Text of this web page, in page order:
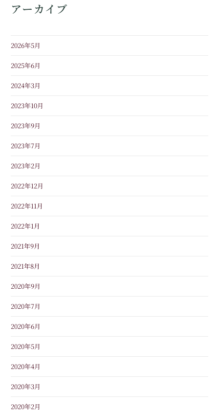
アーカイブ
2026年5月
2025年6月
2024年3月
2023年10月
2023年9月
2023年7月
2023年2月
2022年12月
2022年11月
2022年1月
2021年9月
2021年8月
2020年9月
2020年7月
2020年6月
2020年5月
2020年4月
2020年3月
2020年2月